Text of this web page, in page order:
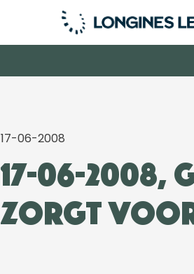
17-06-2008
17-06-
zorgt voor